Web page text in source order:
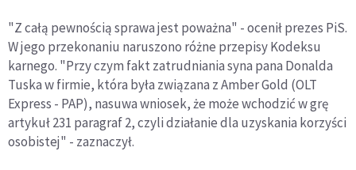
"Z całą pewnością sprawa jest poważna" - ocenił prezes PiS.
W jego przekonaniu naruszono różne przepisy Kodeksu
karnego. "Przy czym fakt zatrudniania syna pana Donalda
Tuska w firmie, która była związana z Amber Gold (OLT
Express - PAP), nasuwa wniosek, że może wchodzić w grę
artykuł 231 paragraf 2, czyli działanie dla uzyskania korzyści
osobistej" - zaznaczył.